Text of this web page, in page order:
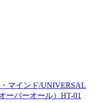
マインド/UNIVERSAL
ーバーオール）HT-01